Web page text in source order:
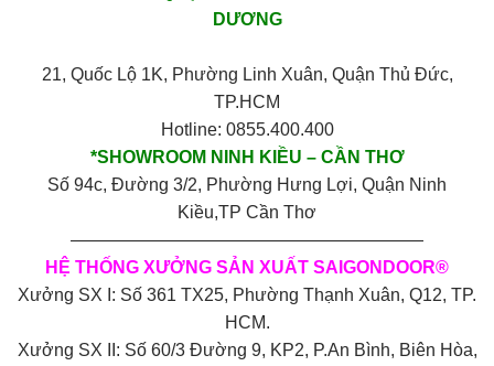
DƯƠNG
21, Quốc Lộ 1K, Phường Linh Xuân, Quận Thủ Đức,
TP.HCM
Hotline: 0855.400.400
*SHOWROOM NINH KIỀU – CẦN THƠ
Số 94c, Đường 3/2, Phường Hưng Lợi, Quận Ninh
Kiều,TP Cần Thơ
————————————————————
HỆ THỐNG XƯỞNG SẢN XUẤT SAIGONDOOR®
Xưởng SX I: Số 361 TX25, Phường Thạnh Xuân, Q12, TP.
HCM.
Xưởng SX II: Số 60/3 Đường 9, KP2, P.An Bình, Biên Hòa,